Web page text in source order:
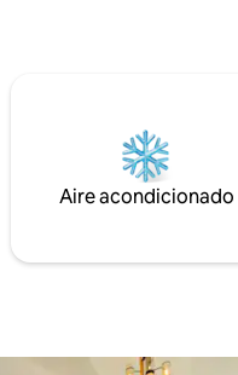
de recogida disponible
de interés de Tailandia y
Aire acondicionado